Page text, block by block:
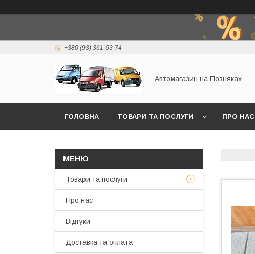
+380 (93) 361-53-74
Автомагазин на Позняках
ГОЛОВНА ТОВАРИ ТА ПОСЛУГИ ПРО НАС
Товари та послуги
Про нас
Відгуки
Доставка та оплата